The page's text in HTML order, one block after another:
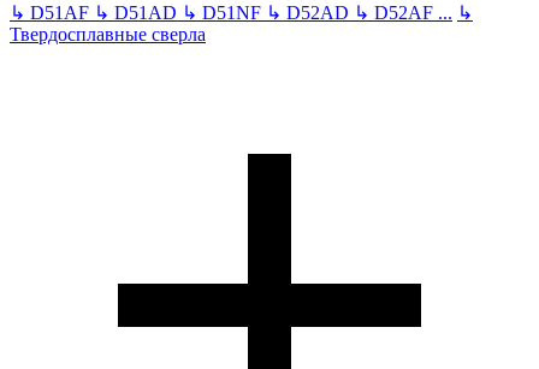
↳ D51AF ↳ D51AD ↳ D51NF ↳ D52AD ↳ D52AF ... ↳
Твердосплавные сверла